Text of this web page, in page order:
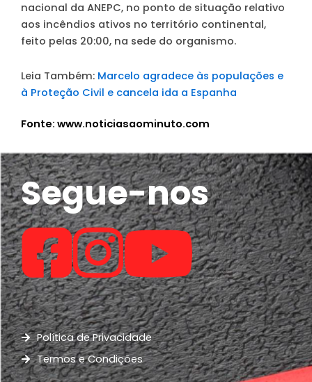
nacional da ANEPC, no ponto de situação relativo
aos incêndios ativos no território continental,
feito pelas 20:00, na sede do organismo.
Leia Também: Marcelo agradece às populações e
à Proteção Civil e cancela ida a Espanha
Fonte: www.noticiasaominuto.com
Segue-nos
Política de Privacidade
Termos e Condições